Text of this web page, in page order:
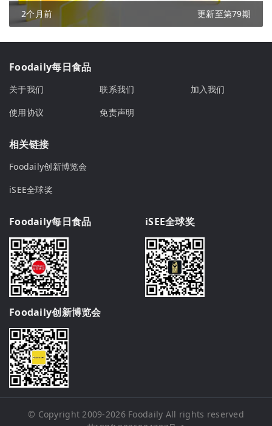
2个月前 更新至第79期
Foodaily每日食品
关于我们 联系我们
加入我们
使用协议
免责声明
相关链接
Foodaily创新博览会
iSEE全球奖
Foodaily每日食品 iSEE全球奖
Foodaily创新博览会
© Copyright 2009-2026 Foodaily All rights reserved